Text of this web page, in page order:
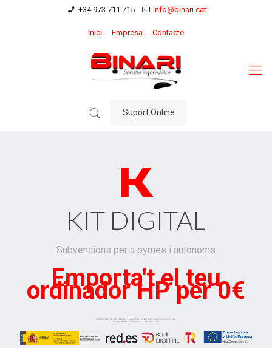
+34 973 711 715 info@binari.cat
Inici Empresa Contacte
Suport Online
KIT DIGITAL
Subvencions per a pymes i autonoms
Emporta't el teu
ordinador HP per 0€